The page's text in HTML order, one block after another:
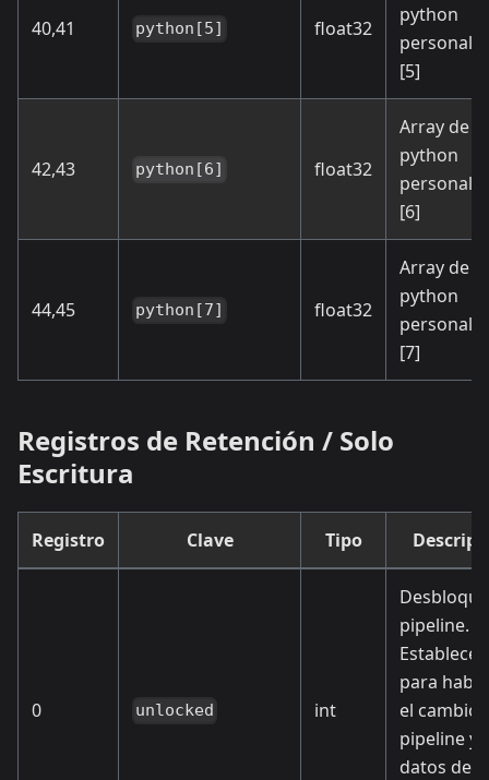
40,41 python[5] float32
python
[5]
42,43 python[6] float32
Array de
python
[6]
44,45 python[7] float32
Array de
python
[7]
Registros de Retención / Solo
Escritura
Registro Clave Tipo
0 unlocked int
pipeline.
para
el cambio
pipeline y
datos de